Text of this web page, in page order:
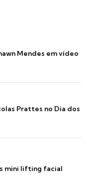
Mendes em vídeo
Prattes no Dia dos
mini lifting facial